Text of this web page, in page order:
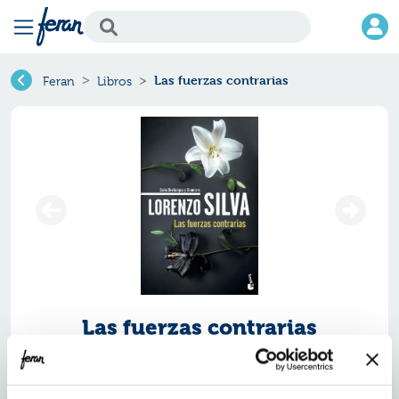
Feran Libros Las fuerzas contrarias
Las fuerzas contrarias
Ref.
ISBN:9788423369959